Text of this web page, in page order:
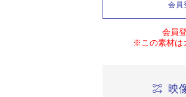
会員
会員
※この素材は
映